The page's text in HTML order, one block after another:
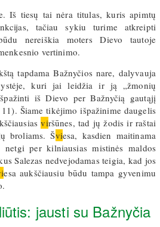
Iš tiesų tai nėra titulas, kuris apimtų
tačiau sykiu turime atkreipti
nereiškia moters Dievo tautoje
vertinimo.
tapdama Bažnyčios nare, dalyvauja
kuri jai leidžia ir ją „žmonių
iš Dievo per Bažnyčią gautąjį
Šiame tikėjimo išpažinime daugelis
viršūnes, tad jų žodis ir raštai
broliams. Šviesa, kasdien maitinama
per kilniausias mistinės maldos
Salezas nedvejodamas teigia, kad jos
esa aukščiausiu būdu tampa gyvenimu
jausti su Bažnyčia